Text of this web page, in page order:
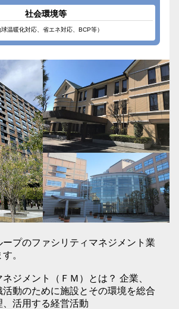
社会環境等
球温暖化対応、省エネ対応、BCP等）
ープのファシリティマネジメント業
。
ジメント（ＦＭ）とは？ 企業、
活動のために施設とその環境を総合
活用する経営活動